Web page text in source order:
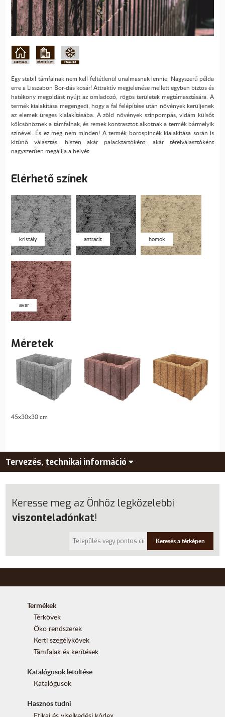
Egy stabil támfalnak nem kell feltétlenül unalmasnak lennie. Nagyszerű példa
erre a Lisszabon Bor-dás kosár! Attraktív megjelenése mellett egyben biztos és
hatékony megoldást nyújt az omladozó, rögös területek megtámasztására. A
termék kialakítása megengedi, hogy a fal felépítése után növények kerüljenek
az elemek üreges kialakításába. A zöld növények színpompás, vidám külsőt
kölcsönöznek a támfalnak, és remek kontrasztot alkotnak a termék bármelyik
színével. És ez még nem minden! A termék borospincék kialakítása során is
kitűnő választás, hiszen akár palacktartóként, akár térelválasztóként
nagyszerűen megállja a helyét.
Elérhető színek
kristály antracit homok
avar
Méretek
45x30x30 cm
Tervezés, technikai információ
Keresés a térképen
Keresse meg az Önhöz legközelebbi
viszonteladónkat!
Termékek
Térkövek
Öko rendszerek
Kerti szegélykövek
Támfalak és kerítések
Katalógusok letöltése
Katalógusok
Hasznos tudni
Etikai és viselkedési kódex